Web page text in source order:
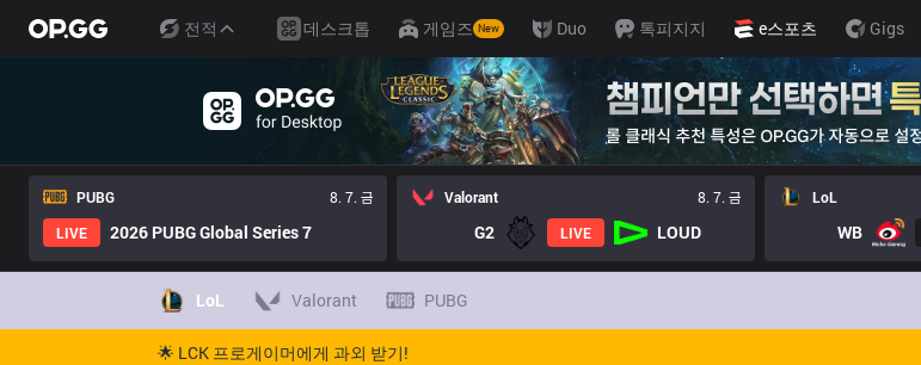
전적 데스크톱 게임즈 New Duo 톡피지지 e스포츠 Gigs
PUBG
8. 7. 금
LIVE
2026 PUBG Global Series 7
Valorant 8. 7. 금
G2 LIVE LOUD
LoL
WB
LoL Valorant PUBG
🌟 LCK 프로게이머에게 과외 받기!